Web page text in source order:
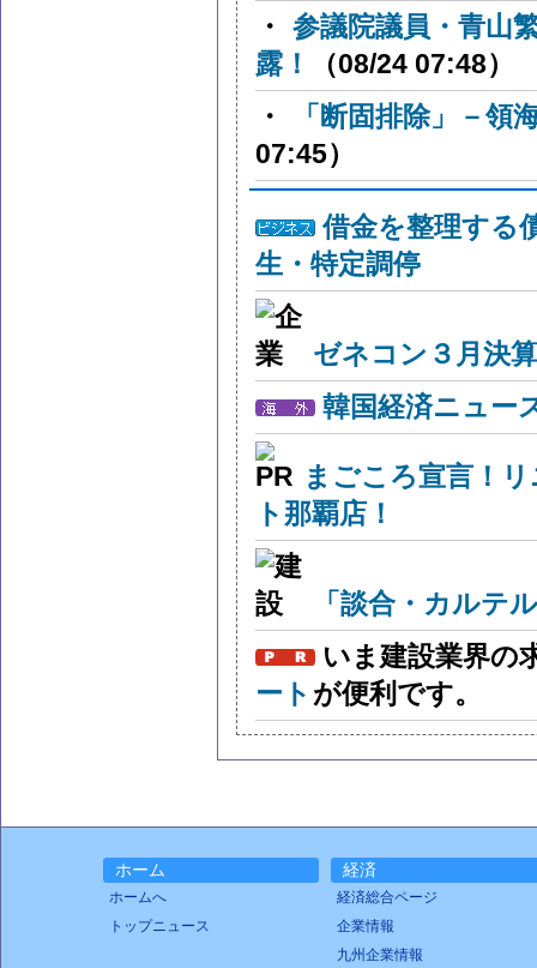
・ 参議院議員・青山
露！
（08/24 07:48）
・
「断固排除」－領
07:45）
借金を整理する
生・特定調停
ゼネコン３月決
韓国経済ニュー
まごころ宣言！
ト那覇店！
「談合・カルテ
いま建設業界の
ート が便利です。
ホーム
ホームへ
トップニュース
経済
経済総合ページ
企業情報
九州企業情報